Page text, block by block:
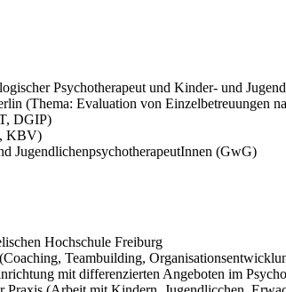
Psychotherapeut und Kinder- und
(Thema: Evaluation von Einzelbetreuungen
DGIP)
KBV)
JugendlichenpsychotherapeutInnen (GwG)
Hochschule Freiburg
Teambuilding,
mit differenzierten Angeboten im